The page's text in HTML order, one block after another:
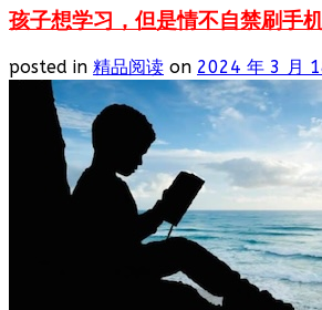
孩子想学习，但是情不自禁刷手
posted in 精品阅读 on 2024 年 3 月